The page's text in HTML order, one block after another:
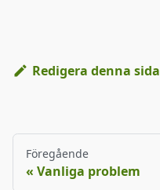
Redigera denna sida
Föregående
Vanliga problem